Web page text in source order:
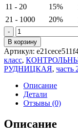
11 - 20
15%
21 - 1000
20%
Количество
товара
Рудницкая.
КОНТРОЛЬНЫЕ
РАБОТЫ
ПО
МАТЕМАТИКЕ.
3
КЛАСС.
2
В корзину
Артикул:
класс,
РУДНИЦКАЯ, часть
Описание
Детали
Отзывы (0)
Описание